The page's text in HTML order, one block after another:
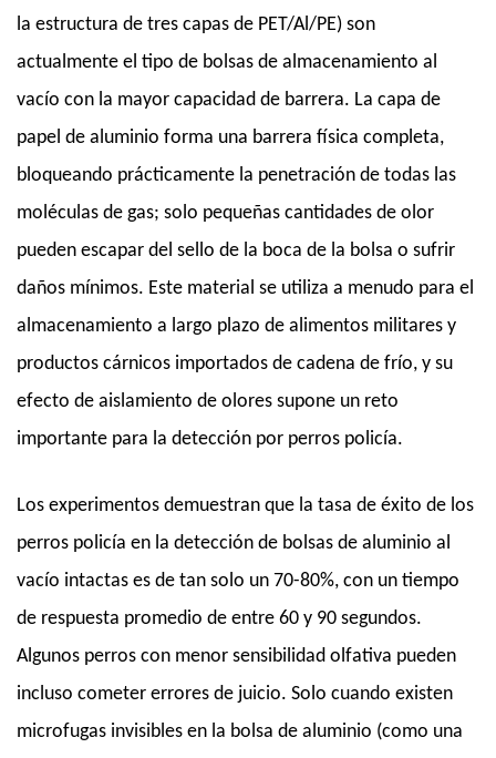
la estructura de tres capas de PET/Al/PE) son
actualmente el tipo de bolsas de almacenamiento al
vacío con la mayor capacidad de barrera. La capa de
papel de aluminio forma una barrera física completa,
bloqueando prácticamente la penetración de todas las
moléculas de gas; solo pequeñas cantidades de olor
pueden escapar del sello de la boca de la bolsa o sufrir
daños mínimos. Este material se utiliza a menudo para el
almacenamiento a largo plazo de alimentos militares y
productos cárnicos importados de cadena de frío, y su
efecto de aislamiento de olores supone un reto
importante para la detección por perros policía.
Los experimentos demuestran que la tasa de éxito de los
perros policía en la detección de bolsas de aluminio al
vacío intactas es de tan solo un 70-80%, con un tiempo
de respuesta promedio de entre 60 y 90 segundos.
Algunos perros con menor sensibilidad olfativa pueden
incluso cometer errores de juicio. Solo cuando existen
microfugas invisibles en la bolsa de aluminio (como una